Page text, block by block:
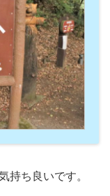
持ち良いです。